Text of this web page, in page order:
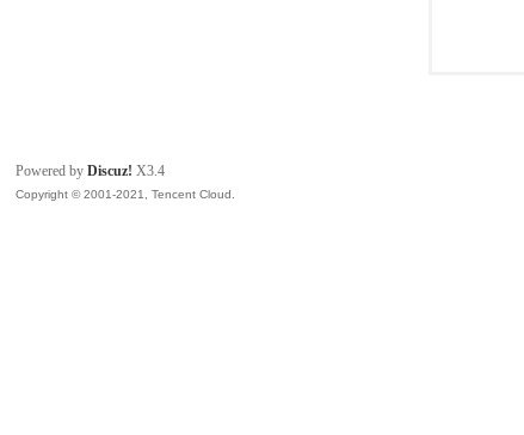
Powered byDiscuz! X3.4
Copyright © 2001-2021, Tencent Cloud.